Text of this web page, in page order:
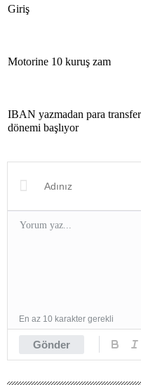
Giriş
Motorine 10 kuruş zam
IBAN yazmadan para
dönemi başlıyor
Gönder
En az 10 karakter gerekli